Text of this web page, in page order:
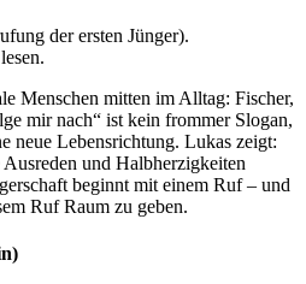
der ersten Jünger).
Menschen mitten im Alltag: Fischer,
mir nach“ ist kein frommer Slogan,
neue Lebensrichtung. Lukas zeigt:
und Halbherzigkeiten
beginnt mit einem Ruf – und
Ruf Raum zu geben.